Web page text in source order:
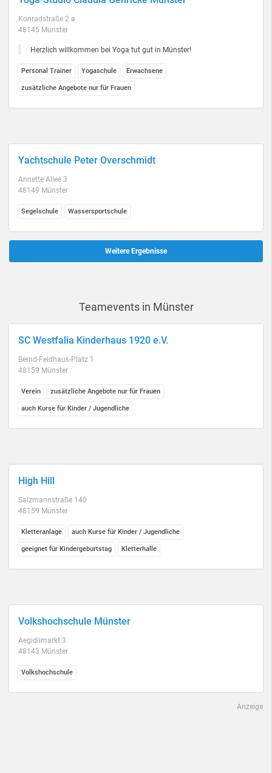
Konradstraße 2 a
48145 Münster
Herzlich willkommen bei Yoga tut gut in Münster!
Personal Trainer Yogaschule Erwachsene
zusätzliche Angebote nur für Frauen
Yachtschule Peter Overschmidt
Annette Allee 3
48149 Münster
Segelschule Wassersportschule
Weitere Ergebnisse
Teamevents in Münster
SC Westfalia Kinderhaus 1920 e.V.
Bernd-Feldhaus-Platz 1
48159 Münster
Verein zusätzliche Angebote nur für Frauen
auch Kurse für Kinder / Jugendliche
High Hill
Salzmannstraße 140
48159 Münster
Kletteranlage auch Kurse für Kinder / Jugendliche
geeignet für Kindergeburtstag Kletterhalle
Volkshochschule Münster
Aegidiimarkt 3
48143 Münster
Volkshochschule
Anzeige